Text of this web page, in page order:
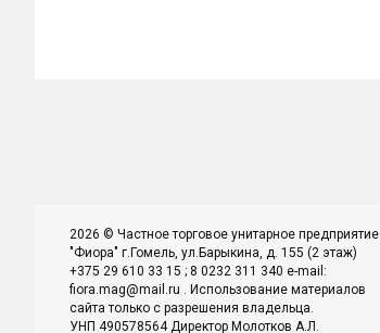
2026 © Частное торговое унитарное предприятие
"Фиора" г.Гомель, ул.Барыкина, д. 155 (2 этаж)
+375 29 610 33 15 ; 8 0232 311 340 e-mail:
fiora.mag@mail.ru . Использование материалов
сайта только с разрешения владельца.
УНП 490578564 Директор Молотков А.Л.